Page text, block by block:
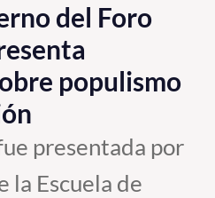
Innovación
del Foro
populismo
presentada por
la Escuela de